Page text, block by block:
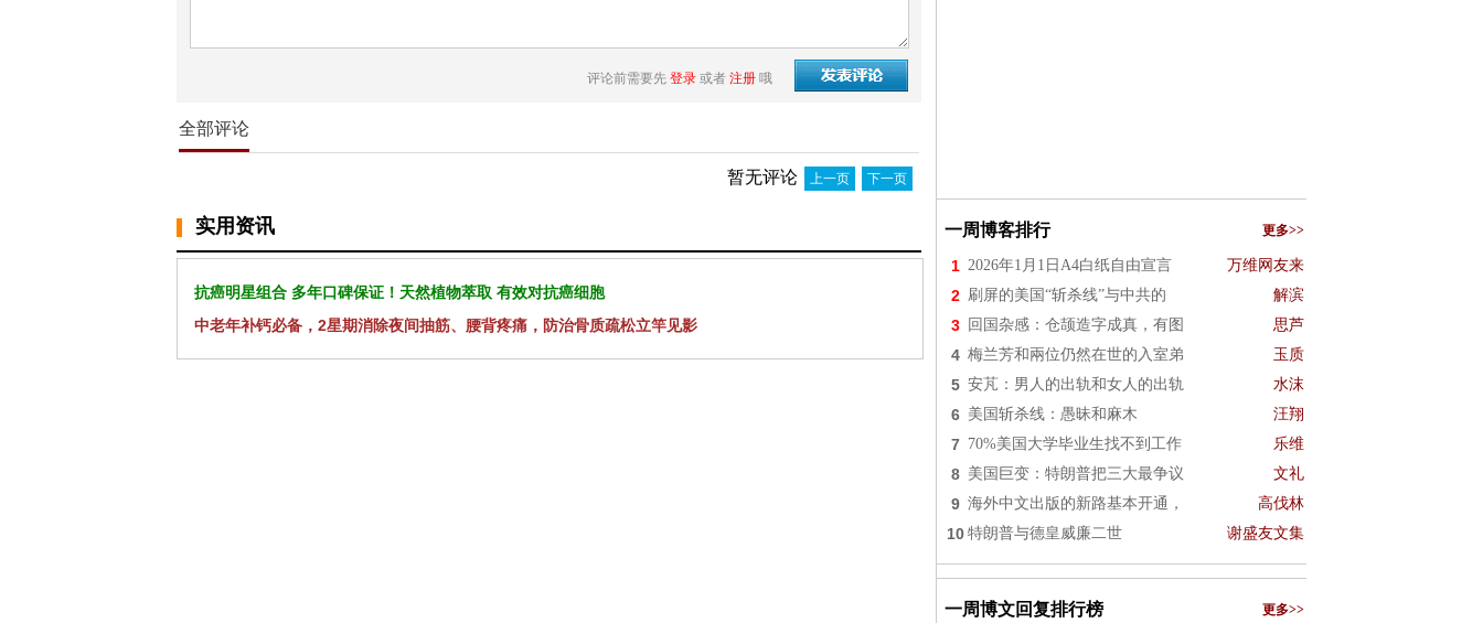
评论前需要先 登录 或者 注册 哦
全部评论
暂无评论 上一页 下一页
实用资讯
抗癌明星组合 多年口碑保证！天然植物萃取 有效对抗癌细胞
中老年补钙必备，2星期消除夜间抽筋、腰背疼痛，防治骨质疏松立竿见影
一周博客排行 更多>>
1 2026年1月1日A4白纸自由宣言 万维网友来
2 刷屏的美国“斩杀线”与中共的 解滨
3 回国杂感：仓颉造字成真，有图 思芦
4 梅兰芳和兩位仍然在世的入室弟 玉质
5 安芃：男人的出轨和女人的出轨 水沫
6 美国斩杀线：愚昧和麻木 汪翔
7 70%美国大学毕业生找不到工作 乐维
8 美国巨变：特朗普把三大最争议 文礼
9 海外中文出版的新路基本开通， 高伐林
10 特朗普与德皇威廉二世 谢盛友文集
一周博文回复排行榜 更多>>